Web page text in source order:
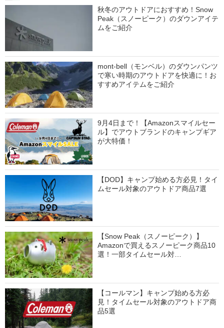
秋冬のアウトドアにおすすめ！Snow
Peak（スノーピーク）のダウンアイテ
ムをご紹介
mont-bell（モンベル）のダウンパンツ
で寒い時期のアウトドアを快適に！お
すすめアイテムをご紹介
9月4日まで！【Amazonスマイルセー
ル】でアウトブランドのキャンプギア
が大特価！
【DOD】キャンプ始める方必見！タイ
ムセール対象のアウトドア商品7選
【Snow Peak（スノーピーク）】
Amazonで買えるスノーピーク商品10
選！一部タイムセール対…
【コールマン】キャンプ始める方必
見！タイムセール対象のアウトドア商
品5選